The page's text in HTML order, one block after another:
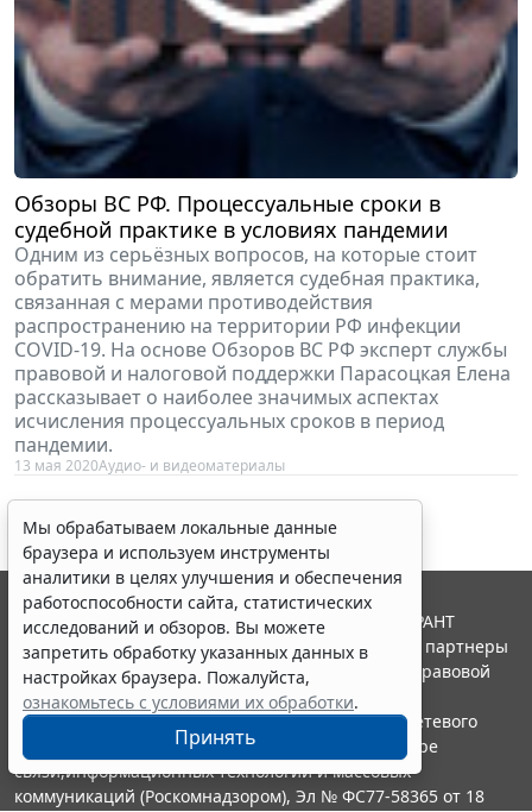
Обзоры ВС РФ. Процессуальные сроки в
судебной практике в условиях пандемии
Одним из серьёзных вопросов, на которые стоит
обратить внимание, является судебная практика,
связанная с мерами противодействия
распространению на территории РФ инфекции
COVID-19. На основе Обзоров ВС РФ эксперт службы
правовой и налоговой поддержки Парасоцкая Елена
рассказывает о наиболее значимых аспектах
исчисления процессуальных сроков в период
пандемии.
13 мая 2020Аудио- и видеоматериалы
Мы обрабатываем локальные данные
браузера и используем инструменты
аналитики в целях улучшения и обеспечения
работоспособности сайта, статистических
исследований и обзоров. Вы можете
запретить обработку указанных данных в
настройках браузера. Пожалуйста,
ознакомьтесь с условиями их обработки.
Принять
© ООО "НПП "ГАРАНТ-СЕРВИС", 2026. Система ГАРАНТ
выпускается с 1990 года. Компания "Гарант" и ее партнеры
являются участниками Российской ассоциации правовой
информации ГАРАНТ.
Портал ГАРАНТ.РУ зарегистрирован в качестве сетевого
издания Федеральной службой по надзору в сфере
связи,информационных технологий и массовых
коммуникаций (Роскомнадзором), Эл № ФС77-58365 от 18